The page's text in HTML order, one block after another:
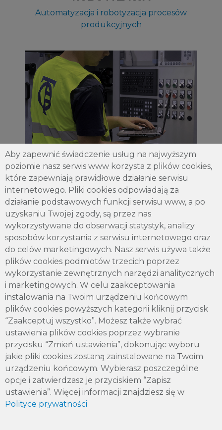
Aby zapewnić świadczenie usług na najwyższym
poziomie nasz serwis www korzysta z plików cookies,
które zapewniają prawidłowe działanie serwisu
internetowego. Pliki cookies odpowiadają za
działanie podstawowych funkcji serwisu www, a po
uzyskaniu Twojej zgody, są przez nas
wykorzystywane do obserwacji statystyk, analizy
sposobów korzystania z serwisu internetowego oraz
do celów marketingowych. Nasz serwis używa także
plików cookies podmiotów trzecich poprzez
wykorzystanie zewnętrznych narzędzi analitycznych
i marketingowych. W celu zaakceptowania
instalowania na Twoim urządzeniu końcowym
plików cookies powyższych kategorii kliknij przycisk
“Zaakceptuj wszystko”. Możesz także wybrać
ustawienia plików cookies poprzez wybranie
przycisku “Zmień ustawienia”, dokonując wyboru
jakie pliki cookies zostaną zainstalowane na Twoim
urządzeniu końcowym. Wybierasz poszczególne
opcje i zatwierdzasz je przyciskiem “Zapisz
ustawienia”. Więcej informacji znajdziesz się w
Polityce prywatności
Automatyzacja i robotyzacja procesów
produkcyjnych
DOSTOSOWANIE MASZYN
Dostosowanie maszyn do wymagań
minimalnych i zasadniczych
OBRÓBKA SKRAWANIEM
Obróbka skrawaniem